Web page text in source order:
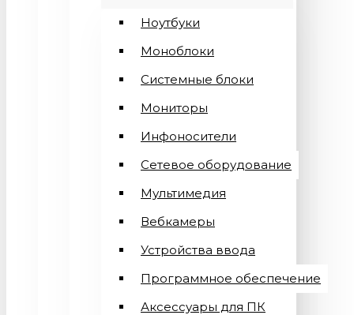
Ноутбуки
Моноблоки
Системные блоки
Мониторы
Инфоносители
Сетевое оборудование
Мультимедия
Вебкамеры
Устройства ввода
Программное обеспечение
Аксессуары для ПК